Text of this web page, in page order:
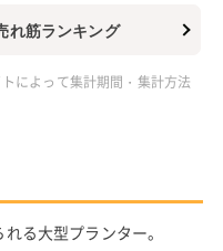
れ筋ランキング
によって集計期間・集計方法
る大型プランター。